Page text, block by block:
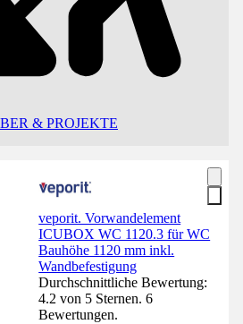
& PROJEKTE
veporit. Vorwandelement
ICUBOX WC 1120.3 für WC
Bauhöhe 1120 mm inkl.
Wandbefestigung
Durchschnittliche Bewertung:
4.2 von 5 Sternen. 6
Bewertungen.